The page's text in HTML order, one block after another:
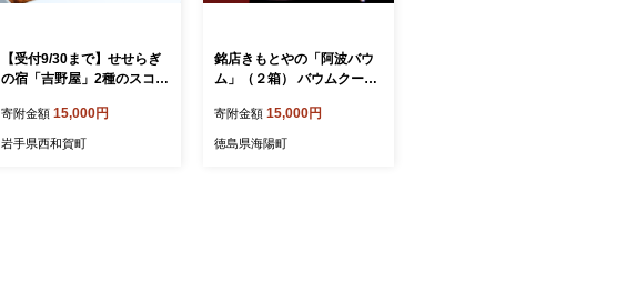
【受付9/30まで】せせらぎ
の宿「吉野屋」2種のスコー
ル） 10個セット
寄附金額 15,000円
岩手県西和賀町
銘店きもとやの「阿波バウ
ム」（２箱） バウムクーヘ
子 焼菓子
寄附金額 15,000円
徳島県海陽町